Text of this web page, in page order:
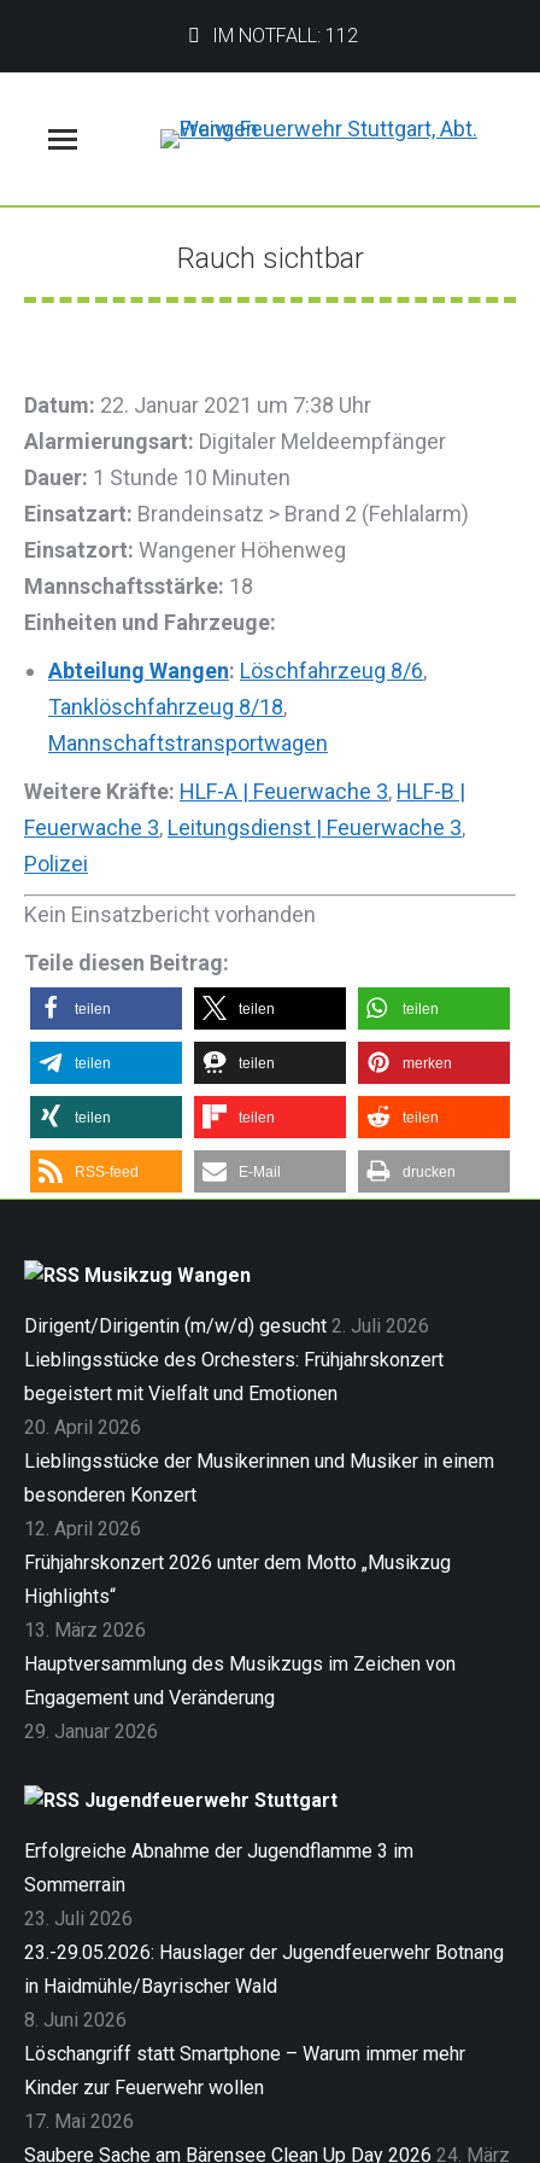
IM NOTFALL: 112
Rauch sichtbar
Sie befinden sich hier:
Datum: 22. Januar 2021 um 7:38 Uhr
Alarmierungsart: Digitaler Meldeempfänger
Dauer: 1 Stunde 10 Minuten
Einsatzart: Brandeinsatz > Brand 2 (Fehlalarm)
Einsatzort: Wangener Höhenweg
Mannschaftsstärke: 18
Einheiten und Fahrzeuge:
Abteilung Wangen: Löschfahrzeug 8/6,
Tanklöschfahrzeug 8/18,
Mannschaftstransportwagen
Weitere Kräfte: HLF-A | Feuerwache 3, HLF-B |
Feuerwache 3, Leitungsdienst | Feuerwache 3,
Polizei
Kein Einsatzbericht vorhanden
Teile diesen Beitrag:
teilen teilen teilen
teilen teilen merken
teilen teilen teilen
RSS-feed E-Mail drucken
Musikzug Wangen
Dirigent/Dirigentin (m/w/d) gesucht 2. Juli 2026
Lieblingsstücke des Orchesters: Frühjahrskonzert
begeistert mit Vielfalt und Emotionen
20. April 2026
Lieblingsstücke der Musikerinnen und Musiker in einem
besonderen Konzert
12. April 2026
Frühjahrskonzert 2026 unter dem Motto „Musikzug
Highlights“
13. März 2026
Hauptversammlung des Musikzugs im Zeichen von
Engagement und Veränderung
29. Januar 2026
Jugendfeuerwehr Stuttgart
Erfolgreiche Abnahme der Jugendflamme 3 im
Sommerrain
23. Juli 2026
23.-29.05.2026: Hauslager der Jugendfeuerwehr Botnang
in Haidmühle/Bayrischer Wald
8. Juni 2026
Löschangriff statt Smartphone – Warum immer mehr
Kinder zur Feuerwehr wollen
17. Mai 2026
Saubere Sache am Bärensee Clean Up Day 2026 24. März